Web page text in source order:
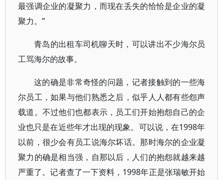
最强调企业的凝聚力，而现在丢失的恰恰是企业的凝
聚力。”
青岛的出租车司机聊天时，可以讲出不少海尔员
工骂海尔的故事。
这的确是非常奇怪的问题，记者接触到的一些海
尔员工，如果与他们熟悉之后，似乎人人都有些怨声
载道。不过他们也都表示，员工们开始抱怨自己的企
业也只是在近些年才出现的现象。可以说，在1998年
以前，很少会有员工说海尔坏话。那时海尔的企业凝
聚力的确是相当强，自那以后，人们的抱怨就越来越
严重了。记者查了一下资料，1998年正是张瑞敏开始